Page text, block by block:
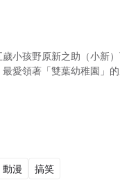
小孩野原新之助（小新
愛領著「雙葉幼稚園」
動漫 搞笑